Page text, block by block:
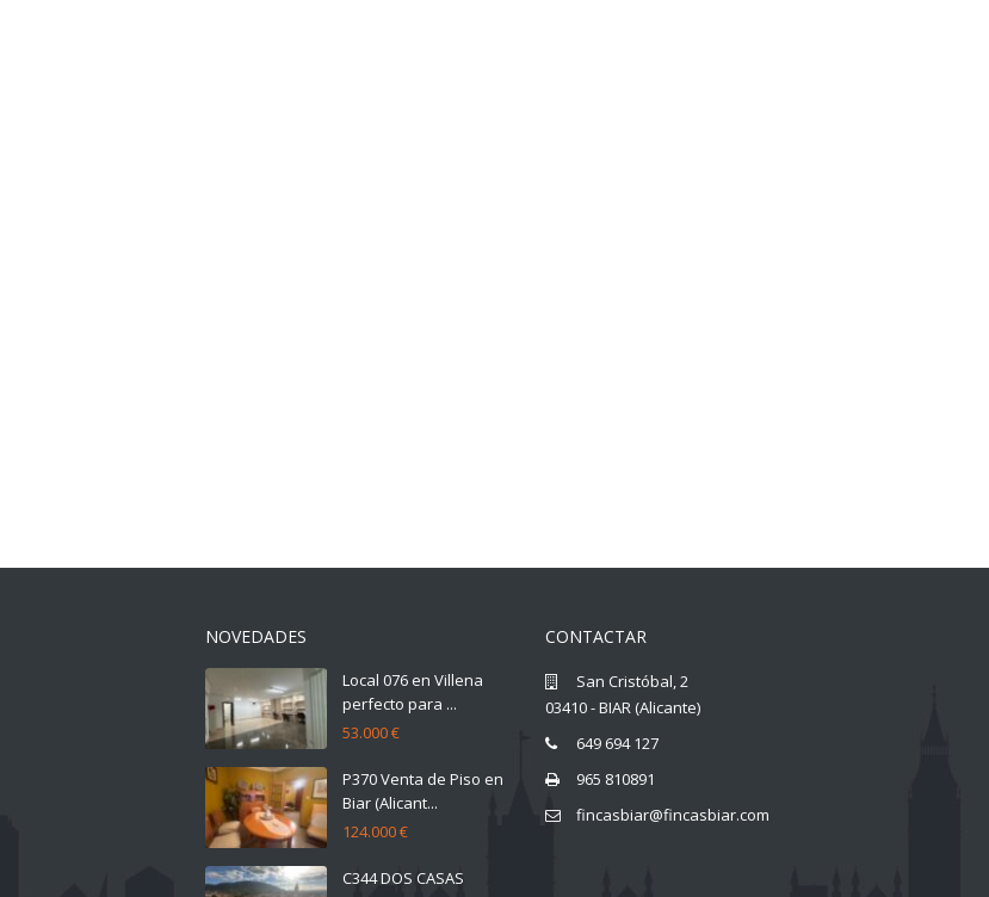
NOVEDADES
Local 076 en Villena
perfecto para ...
53.000 €
P370 Venta de Piso en
Biar (Alicant...
124.000 €
C344 DOS CASAS
CONTACTAR
San Cristóbal, 2
03410 - BIAR (Alicante)
649 694 127
965 810891
fincasbiar@fincasbiar.com